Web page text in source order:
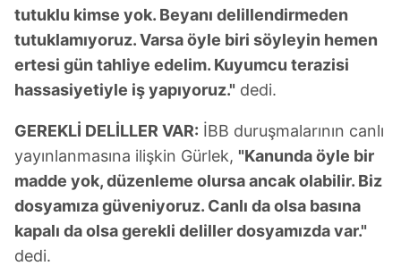
tutuklu kimse yok. Beyanı delillendirmeden
tutuklamıyoruz. Varsa öyle biri söyleyin hemen
ertesi gün tahliye edelim. Kuyumcu terazisi
hassasiyetiyle iş yapıyoruz." dedi.
GEREKLİ DELİLLER VAR: İBB duruşmalarının canlı
yayınlanmasına ilişkin Gürlek, "Kanunda öyle bir
madde yok, düzenleme olursa ancak olabilir. Biz
dosyamıza güveniyoruz. Canlı da olsa basına
kapalı da olsa gerekli deliller dosyamızda var."
dedi.